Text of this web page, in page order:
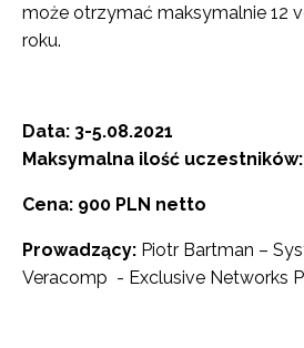
może otrzymać maksymalnie 12
roku.
Data: 3-5.08.2021
Maksymalna ilość uczestników:
Cena: 900 PLN netto
Prowadzący: Piotr Bartman –
Veracomp - Exclusive Networks